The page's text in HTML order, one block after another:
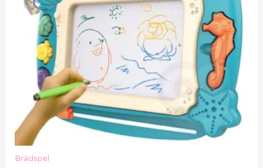
Brädspel